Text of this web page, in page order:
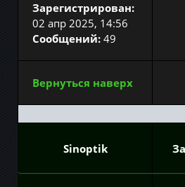
Зарегистрирован:
02 апр 2025, 14:56
Сообщений: 49
Вернуться наверх
Sinoptik